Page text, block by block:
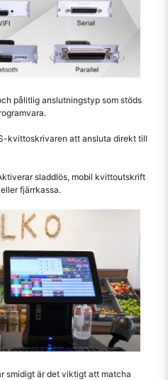
pålitlig anslutningstyp som stöds
kvittoskrivaren att ansluta direkt till
sladdlös, mobil kvittoutskrift
fjärrkassa.
smidigt är det viktigt att matcha